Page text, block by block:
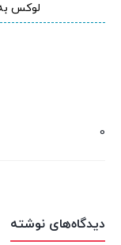
لوکس به
0
دیدگاه‌های نوشته